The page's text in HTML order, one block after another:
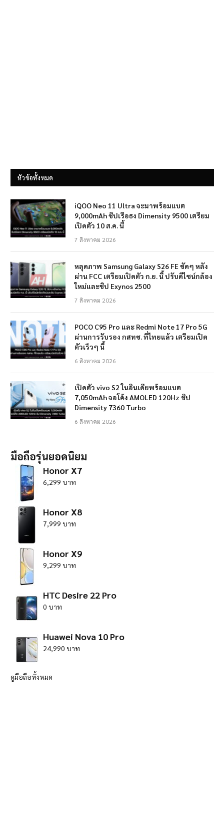
หัวข้อทั้งหมด
iQOO Neo 11 Ultra จะมาพร้อมแบต
9,000mAh ชิปเรือธง Dimensity 9500 เตรียม
เปิดตัว 10 ส.ค. นี้
7 สิงหาคม 2026
หลุดภาพ Samsung Galaxy S26 FE ชัดๆ หลัง
ผ่าน FCC เตรียมเปิดตัว ก.ย. นี้ ปรับดีไซน์กล้อง
ใหม่และชิป Exynos 2500
7 สิงหาคม 2026
POCO C95 Pro และ Redmi Note 17 Pro 5G
ผ่านการรับรอง กสทช. ที่ไทยแล้ว เตรียมเปิด
ตัวเร็วๆ นี้
6 สิงหาคม 2026
เปิดตัว vivo S2 ในอินเดียพร้อมแบต
7,050mAh จอโค้ง AMOLED 120Hz ชิป
Dimensity 7360 Turbo
6 สิงหาคม 2026
มือถือรุ่นยอดนิยม
Honor X7
6,299 บาท
Honor X8
7,999 บาท
Honor X9
9,299 บาท
HTC Desire 22 Pro
0 บาท
Huawei Nova 10 Pro
24,990 บาท
ดูมือถือทั้งหมด